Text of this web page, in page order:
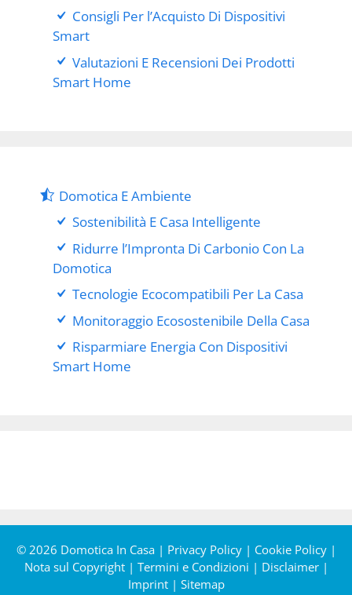
Consigli Per l’Acquisto Di Dispositivi
Smart
Valutazioni E Recensioni Dei Prodotti
Smart Home
Domotica E Ambiente
Sostenibilità E Casa Intelligente
Ridurre l’Impronta Di Carbonio Con La
Domotica
Tecnologie Ecocompatibili Per La Casa
Monitoraggio Ecosostenibile Della Casa
Risparmiare Energia Con Dispositivi
Smart Home
© 2026 Domotica In Casa | Privacy Policy| Cookie Policy|
Nota sul Copyright| Termini e Condizioni | Disclaimer|
Imprint| Sitemap